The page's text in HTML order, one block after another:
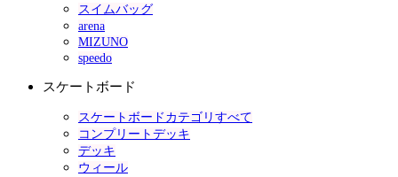
スイムバッグ
arena
MIZUNO
speedo
スケートボード
スケートボードカテゴリすべて
コンプリートデッキ
デッキ
ウィール